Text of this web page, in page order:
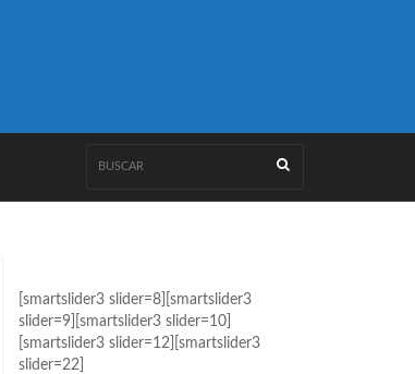
[smartslider3 slider=8][smartslider3
slider=9][smartslider3 slider=10]
[smartslider3 slider=12][smartslider3
slider=22]